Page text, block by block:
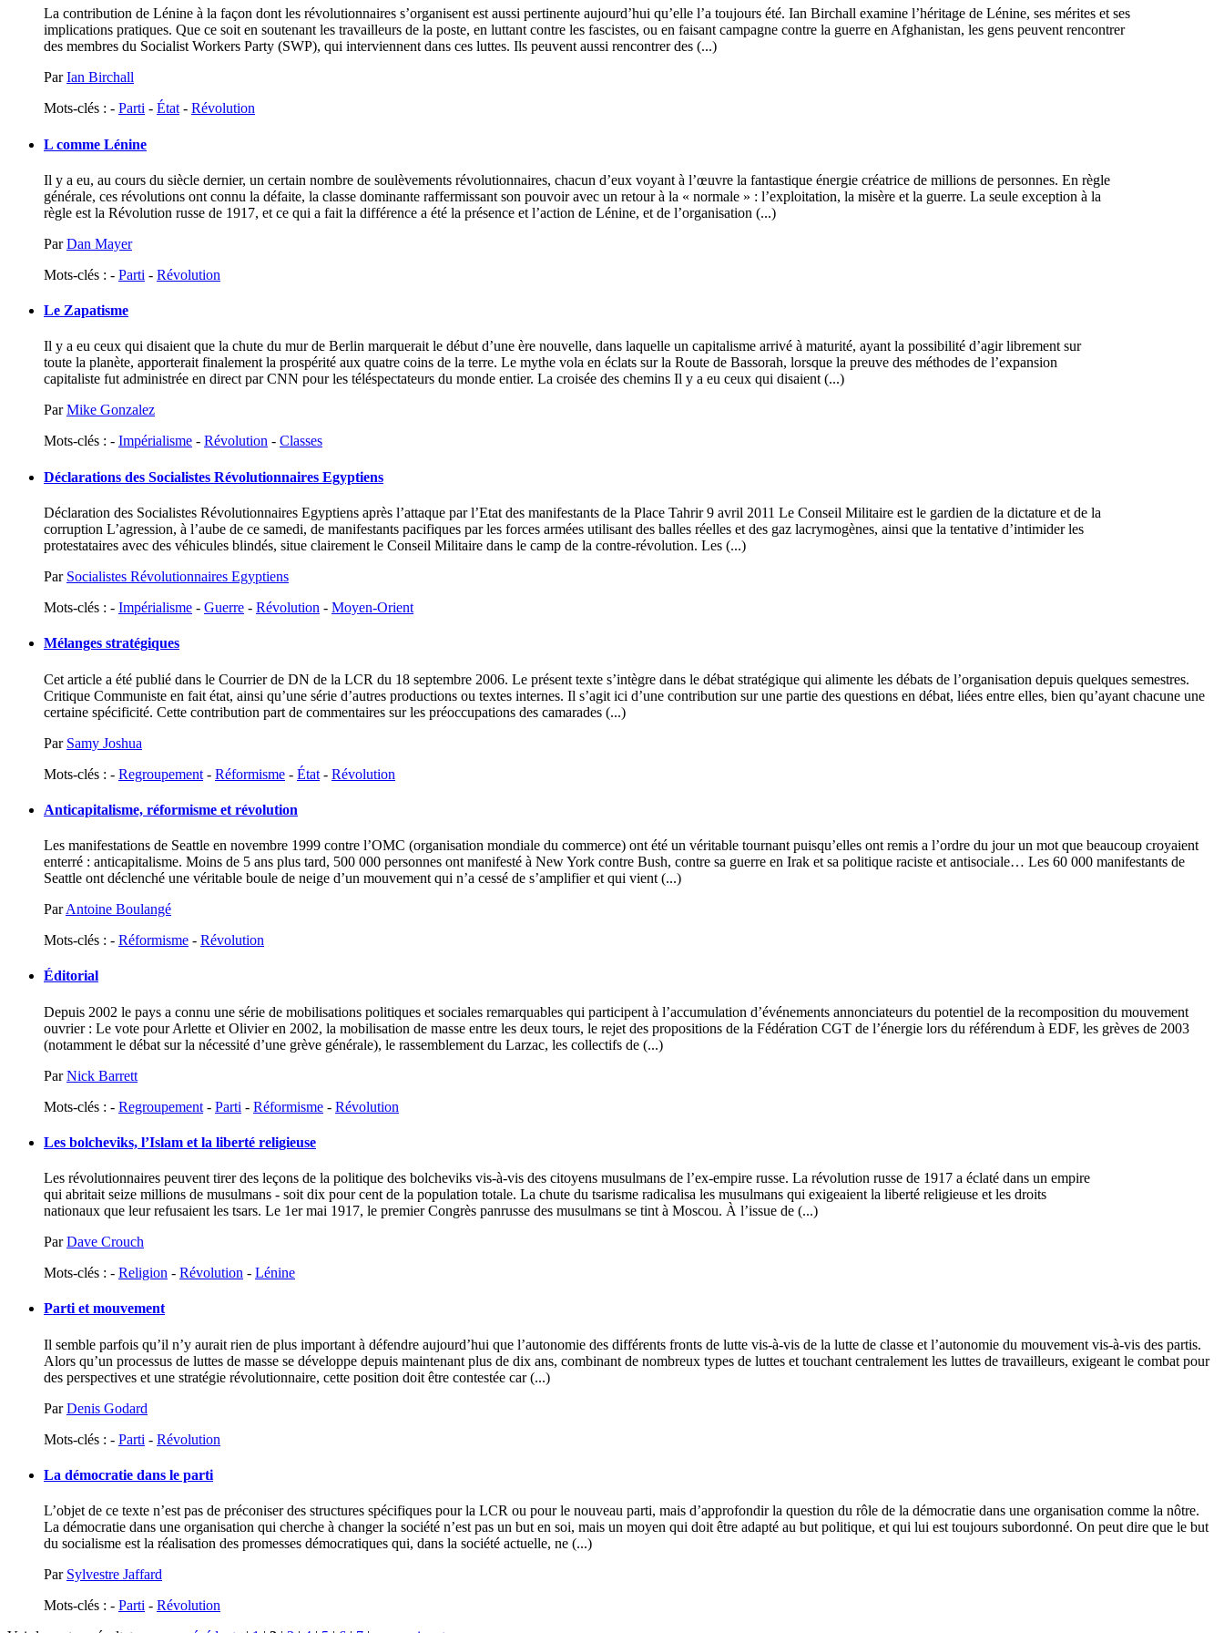
La contribution de Lénine à la façon dont les révolutionnaires s’organisent est aussi pertinente aujourd’hui qu’elle l’a toujours été. Ian Birchall examine l’héritage de Lénine, ses mérites et ses
implications pratiques. Que ce soit en soutenant les travailleurs de la poste, en luttant contre les fascistes, ou en faisant campagne contre la guerre en Afghanistan, les gens peuvent rencontrer
des membres du Socialist Workers Party (SWP), qui interviennent dans ces luttes. Ils peuvent aussi rencontrer des (...)
ParIan Birchall
Mots-clés : - Parti - État- Révolution
L comme Lénine
Il y a eu, au cours du siècle dernier, un certain nombre de soulèvements révolutionnaires, chacun d’eux voyant à l’œuvre la fantastique énergie créatrice de millions de personnes. En règle
générale, ces révolutions ont connu la défaite, la classe dominante raffermissant son pouvoir avec un retour à la « normale » : l’exploitation, la misère et la guerre. La seule exception à la
règle est la Révolution russe de 1917, et ce qui a fait la différence a été la présence et l’action de Lénine, et de l’organisation (...)
ParDan Mayer
Mots-clés : - Parti - Révolution
Le Zapatisme
Il y a eu ceux qui disaient que la chute du mur de Berlin marquerait le début d’une ère nouvelle, dans laquelle un capitalisme arrivé à maturité, ayant la possibilité d’agir librement sur
toute la planète, apporterait finalement la prospérité aux quatre coins de la terre. Le mythe vola en éclats sur la Route de Bassorah, lorsque la preuve des méthodes de l’expansion
capitaliste fut administrée en direct par CNN pour les téléspectateurs du monde entier. La croisée des chemins Il y a eu ceux qui disaient (...)
ParMike Gonzalez
Mots-clés : - Impérialisme - Révolution - Classes
Déclarations des Socialistes Révolutionnaires Egyptiens
Déclaration des Socialistes Révolutionnaires Egyptiens après l’attaque par l’Etat des manifestants de la Place Tahrir 9 avril 2011 Le Conseil Militaire est le gardien de la dictature et de la
corruption L’agression, à l’aube de ce samedi, de manifestants pacifiques par les forces armées utilisant des balles réelles et des gaz lacrymogènes, ainsi que la tentative d’intimider les
protestataires avec des véhicules blindés, situe clairement le Conseil Militaire dans le camp de la contre-révolution. Les (...)
Par Socialistes Révolutionnaires Egyptiens
Mots-clés : - Impérialisme - Guerre - Révolution - Moyen-Orient
Mélanges stratégiques
Cet article a été publié dans le Courrier de DN de la LCR du 18 septembre 2006. Le présent texte s’intègre dans le débat stratégique qui alimente les débats de l’organisation depuis quelques semestres.
Critique Communiste en fait état, ainsi qu’une série d’autres productions ou textes internes. Il s’agit ici d’une contribution sur une partie des questions en débat, liées entre elles, bien qu’ayant chacune une
certaine spécificité. Cette contribution part de commentaires sur les préoccupations des camarades (...)
Par Samy Joshua
Mots-clés : - Regroupement - Réformisme - État - Révolution
Anticapitalisme, réformisme et révolution
Les manifestations de Seattle en novembre 1999 contre l’OMC (organisation mondiale du commerce) ont été un véritable tournant puisqu’elles ont remis a l’ordre du jour un mot que beaucoup croyaient
enterré : anticapitalisme. Moins de 5 ans plus tard, 500 000 personnes ont manifesté à New York contre Bush, contre sa guerre en Irak et sa politique raciste et antisociale… Les 60 000 manifestants de
Seattle ont déclenché une véritable boule de neige d’un mouvement qui n’a cessé de s’amplifier et qui vient (...)
ParAntoine Boulangé
Mots-clés : - Réformisme - Révolution
Éditorial
Depuis 2002 le pays a connu une série de mobilisations politiques et sociales remarquables qui participent à l’accumulation d’événements annonciateurs du potentiel de la recomposition du mouvement
ouvrier : Le vote pour Arlette et Olivier en 2002, la mobilisation de masse entre les deux tours, le rejet des propositions de la Fédération CGT de l’énergie lors du référendum à EDF, les grèves de 2003
(notamment le débat sur la nécessité d’une grève générale), le rassemblement du Larzac, les collectifs de (...)
ParNick Barrett
Mots-clés : - Regroupement - Parti - Réformisme - Révolution
Les bolcheviks, l’Islam et la liberté religieuse
Les révolutionnaires peuvent tirer des leçons de la politique des bolcheviks vis-à-vis des citoyens musulmans de l’ex-empire russe. La révolution russe de 1917 a éclaté dans un empire
qui abritait seize millions de musulmans - soit dix pour cent de la population totale. La chute du tsarisme radicalisa les musulmans qui exigeaient la liberté religieuse et les droits
nationaux que leur refusaient les tsars. Le 1er mai 1917, le premier Congrès panrusse des musulmans se tint à Moscou. À l’issue de (...)
ParDave Crouch
Mots-clés : - Religion - Révolution - Lénine
Parti et mouvement
Il semble parfois qu’il n’y aurait rien de plus important à défendre aujourd’hui que l’autonomie des différents fronts de lutte vis-à-vis de la lutte de classe et l’autonomie du mouvement vis-à-vis des partis.
Alors qu’un processus de luttes de masse se développe depuis maintenant plus de dix ans, combinant de nombreux types de luttes et touchant centralement les luttes de travailleurs, exigeant le combat pour
des perspectives et une stratégie révolutionnaire, cette position doit être contestée car (...)
ParDenis Godard
Mots-clés : - Parti - Révolution
La démocratie dans le parti
L’objet de ce texte n’est pas de préconiser des structures spécifiques pour la LCR ou pour le nouveau parti, mais d’approfondir la question du rôle de la démocratie dans une organisation comme la nôtre.
La démocratie dans une organisation qui cherche à changer la société n’est pas un but en soi, mais un moyen qui doit être adapté au but politique, et qui lui est toujours subordonné. On peut dire que le but
du socialisme est la réalisation des promesses démocratiques qui, dans la société actuelle, ne (...)
Par Sylvestre Jaffard
Mots-clés : - Parti - Révolution